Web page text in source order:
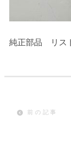
純正部品 リス
前の記事